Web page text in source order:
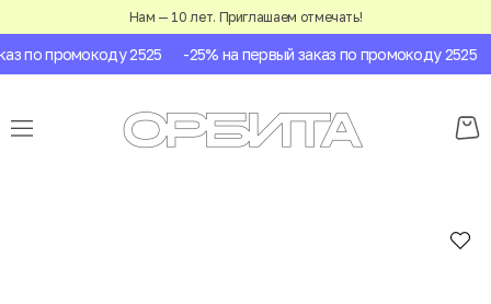
Нам — 10 лет. Приглашаем отмечать!
по промокоду 2525 -25% на первый заказ по промокоду 2525